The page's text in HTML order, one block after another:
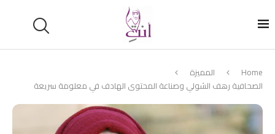
Home
المميزة
الصحافية رهف الشولي وصناعة المحتوى الهادف في معلومة سريعة